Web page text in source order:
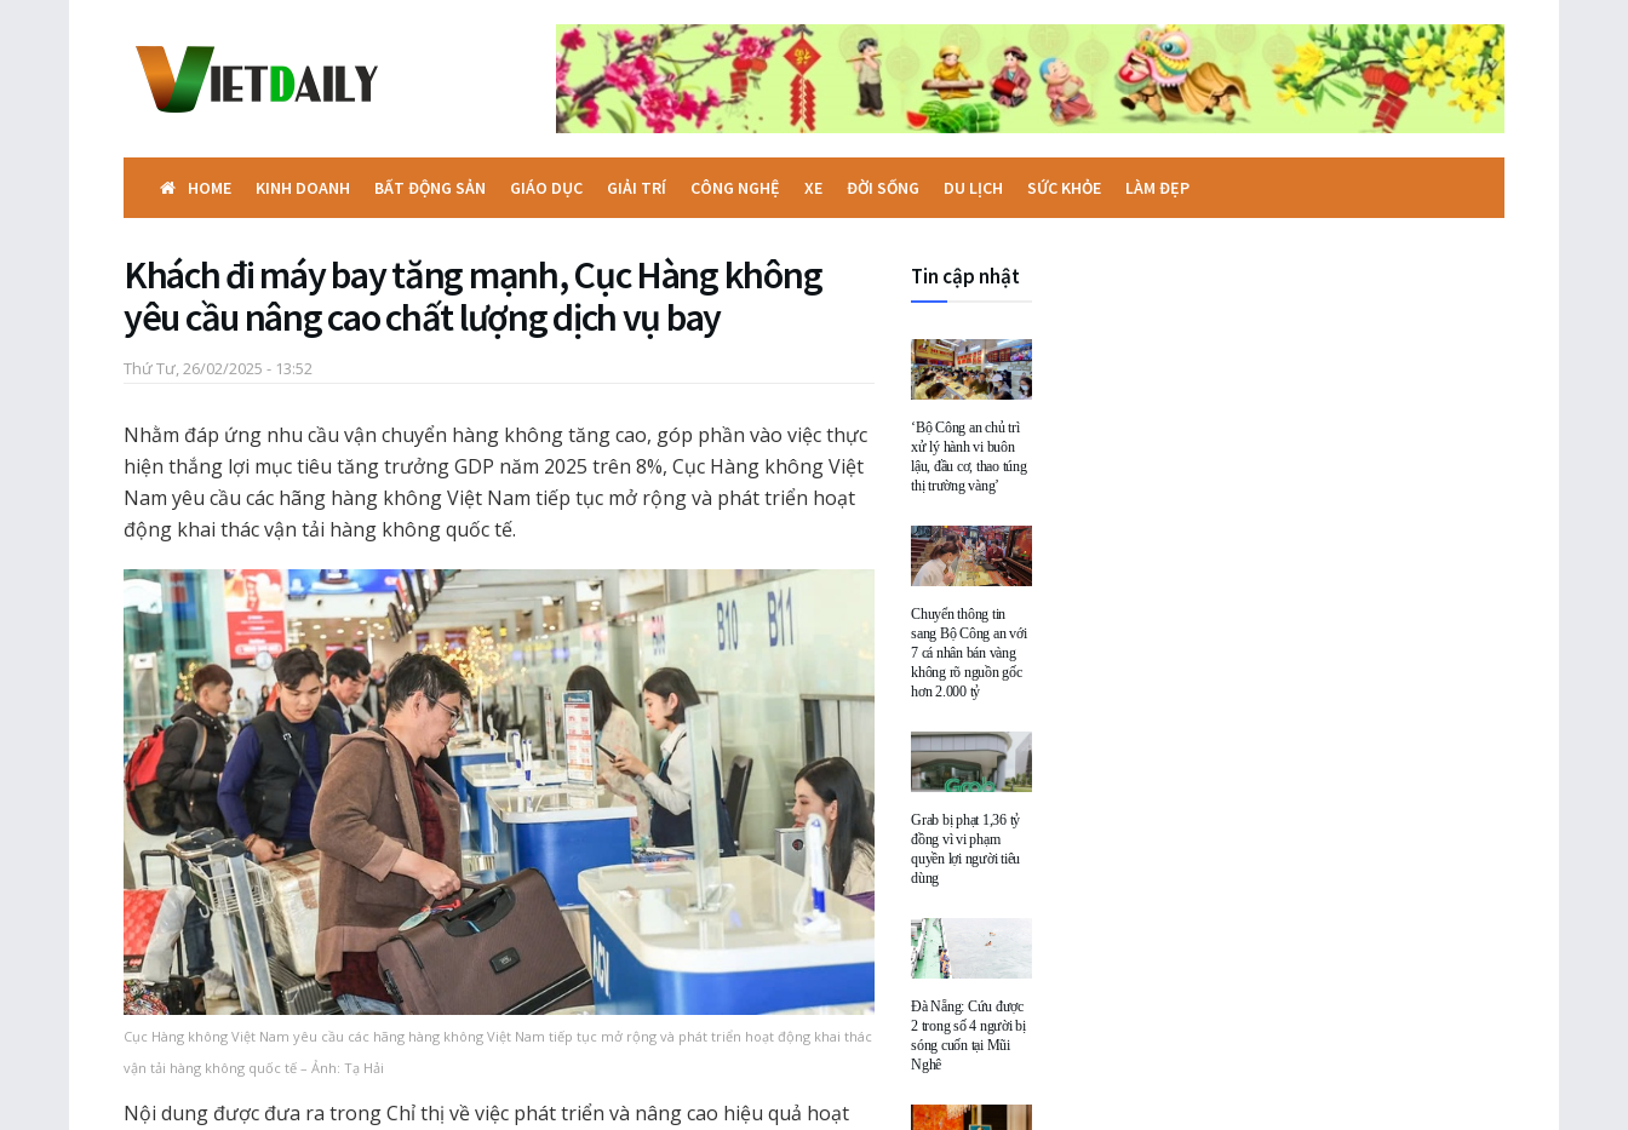
HOME KINH DOANH BẤT ĐỘNG SẢN GIÁO DỤC GIẢI TRÍ CÔNG NGHỆ XE ĐỜI SỐNG DU LỊCH SỨC KHỎE LÀM ĐẸP
Khách đi máy bay tăng mạnh, Cục Hàng không
yêu cầu nâng cao chất lượng dịch vụ bay
Thứ Tư, 26/02/2025 - 13:52
Nhằm đáp ứng nhu cầu vận chuyển hàng không tăng cao, góp phần vào việc thực
hiện thắng lợi mục tiêu tăng trưởng GDP năm 2025 trên 8%, Cục Hàng không Việt
Nam yêu cầu các hãng hàng không Việt Nam tiếp tục mở rộng và phát triển hoạt
động khai thác vận tải hàng không quốc tế.
Cục Hàng không Việt Nam yêu cầu các hãng hàng không Việt Nam tiếp tục mở rộng và phát triển hoạt động khai thác
vận tải hàng không quốc tế – Ảnh: Tạ Hải
Nội dung được đưa ra trong Chỉ thị về việc phát triển và nâng cao hiệu quả hoạt
Tin cập nhật
‘Bộ Công an chủ trì
xử lý hành vi buôn
lậu, đầu cơ, thao túng
thị trường vàng’
Chuyển thông tin
sang Bộ Công an với
7 cá nhân bán vàng
không rõ nguồn gốc
hơn 2.000 tỷ
Grab bị phạt 1,36 tỷ
đồng vì vi phạm
quyền lợi người tiêu
dùng
Đà Nẵng: Cứu được
2 trong số 4 người bị
sóng cuốn tại Mũi
Nghê